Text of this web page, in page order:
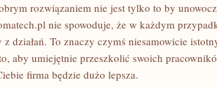
rozwiązaniem nie jest tylko to by
nie spowoduje, że w każdym
działań. To znaczy czymś niesamowicie
aby umiejętnie przeszkolić swoich
firma będzie dużo lepsza.